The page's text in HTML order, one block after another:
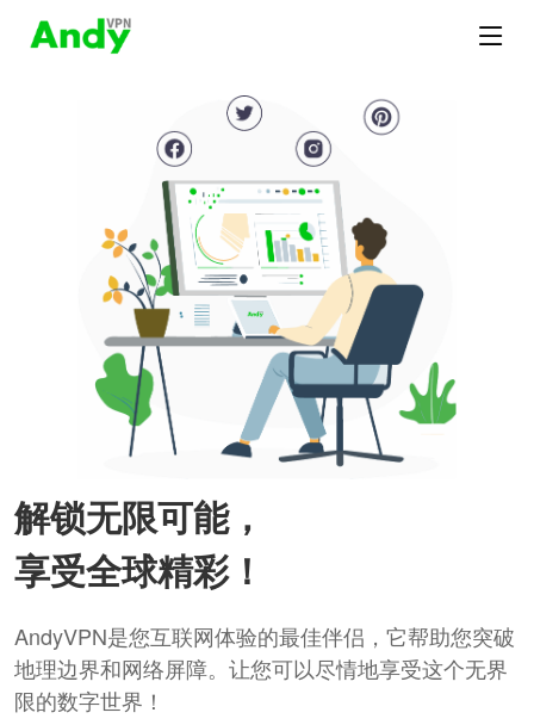
解锁无限可能，
享受全球精彩！
AndyVPN是您互联网体验的最佳伴侣，它帮助您突破
地理边界和网络屏障。让您可以尽情地享受这个无界
限的数字世界！